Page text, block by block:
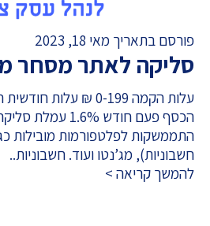
פורסם בתאריך מאי 18, 2023
סליקה לאתר מסחר
התממשקות לפלטפורמות מובילות
חשבוניות), מג’נטו ועוד. חשבוניות..
להמשך קריאה >